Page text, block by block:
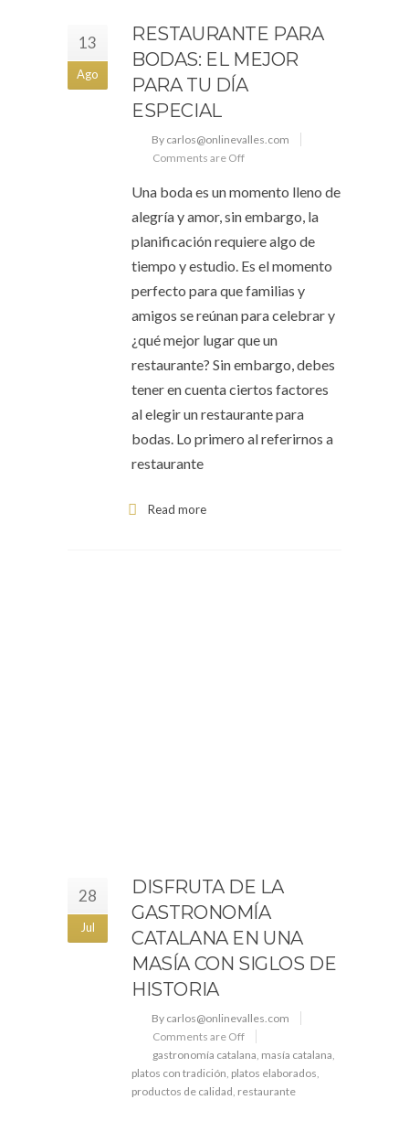
13
Ago
RESTAURANTE PARA
BODAS: EL MEJOR
PARA TU DÍA
ESPECIAL
By carlos@onlinevalles.com
Comments are Off
Una boda es un momento lleno de
alegría y amor, sin embargo, la
planificación requiere algo de
tiempo y estudio. Es el momento
perfecto para que familias y
amigos se reúnan para celebrar y
¿qué mejor lugar que un
restaurante? Sin embargo, debes
tener en cuenta ciertos factores
al elegir un restaurante para
bodas. Lo primero al referirnos a
restaurante
Read more
28
Jul
DISFRUTA DE LA
GASTRONOMÍA
CATALANA EN UNA
MASÍA CON SIGLOS DE
HISTORIA
By carlos@onlinevalles.com
Comments are Off
gastronomía catalana, masía catalana,
platos con tradición, platos elaborados,
productos de calidad, restaurante